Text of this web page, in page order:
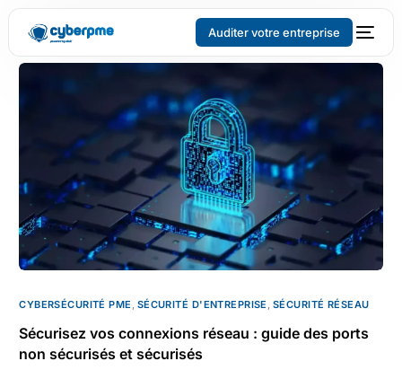
Auditer votre entreprise
CYBERSÉCURITÉ PME , SÉCURITÉ D'ENTREPRISE , SÉCURITÉ RÉSEAU
Sécurisez vos connexions réseau : guide des ports
non sécurisés et sécurisés